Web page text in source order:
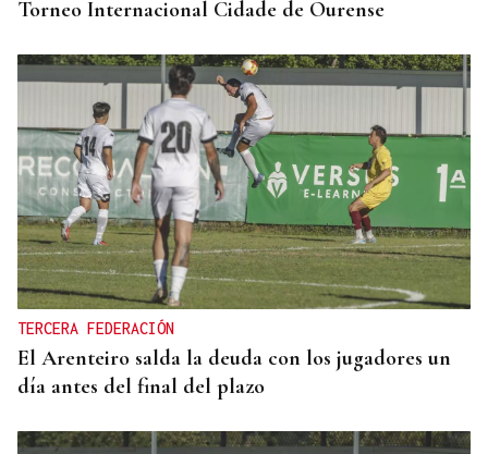
Torneo Internacional Cidade de Ourense
TERCERA FEDERACIÓN
El Arenteiro salda la deuda con los jugadores un
día antes del final del plazo